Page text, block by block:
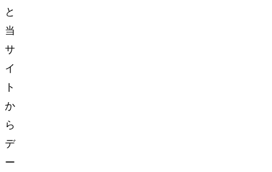
と
当
サ
イ
ト
か
ら
デ
ー